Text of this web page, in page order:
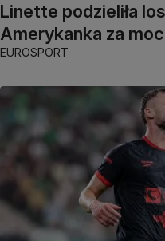
Linette podzieliła
Amerykanka za
EUROSPORT